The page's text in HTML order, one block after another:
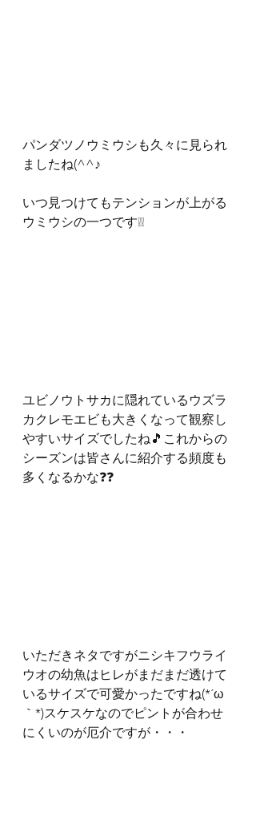
パンダツノウミウシも久々に見られ
ましたね(^^♪
いつ見つけてもテンションが上がる
ウミウシの一つです❕❕
ユビノウトサカに隠れているウズラ
カクレモエビも大きくなって観察し
やすいサイズでしたね🎵これからの
シーズンは皆さんに紹介する頻度も
多くなるかな❓❓
いただきネタですがニシキフウライ
ウオの幼魚はヒレがまだまだ透けて
いるサイズで可愛かったですね(*´ω
｀*)スケスケなのでピントが合わせ
にくいのが厄介ですが・・・